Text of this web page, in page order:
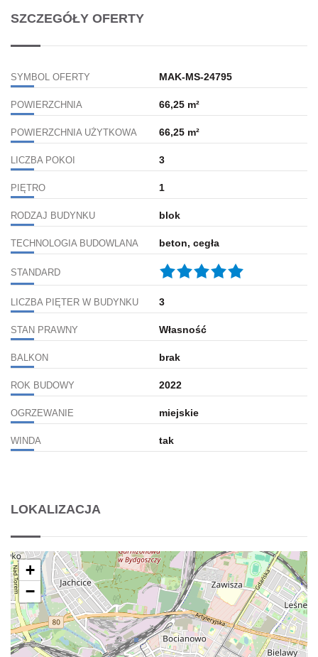
SZCZEGÓŁY OFERTY
SYMBOL OFERTY MAK-MS-24795
POWIERZCHNIA 66,25 m²
POWIERZCHNIA UŻYTKOWA 66,25 m²
LICZBA POKOI 3
PIĘTRO 1
RODZAJ BUDYNKU blok
TECHNOLOGIA BUDOWLANA beton, cegła
STANDARD
LICZBA PIĘTER W BUDYNKU 3
STAN PRAWNY Własność
BALKON brak
ROK BUDOWY 2022
OGRZEWANIE miejskie
WINDA tak
LOKALIZACJA
+
−